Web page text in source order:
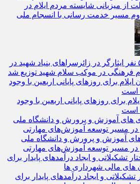
از میزبانی شایسته مردم ایلام در
مسیر خدمت‌ رسانی با انسجام ملی
اسکان ۳ هزار و ۵۰ نفر ایثارگر در زائرسراهای بنیاد شهید در
برای روزهای پایانی اربعین با وجود
است
آموزش و پرورش و دانشگاه ملی
در مسیر توسعه آموزش‌های مهارتی
و ایجاد درآمدهای پایدار برای